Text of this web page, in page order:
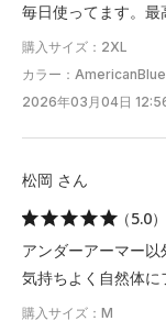
毎日使ってます。最
購入サイズ：2XL
カラー：
2026年03月04日
松岡 さん
（5.0）
アンダーアーマー以
気持ちよく自然体に
購入サイズ：M